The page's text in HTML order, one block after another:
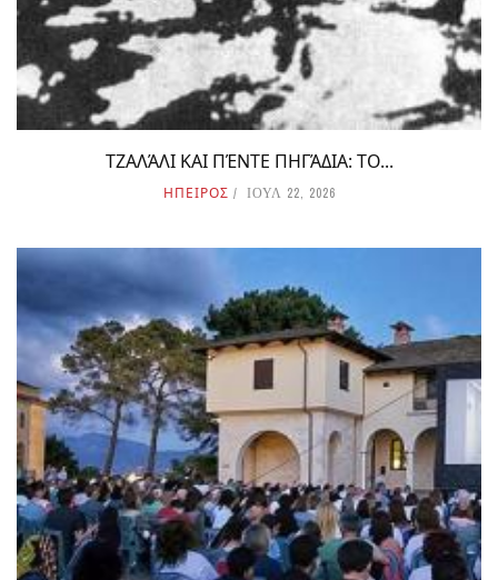
ΤΖΑΛΆΛΙ ΚΑΙ ΠΈΝΤΕ ΠΗΓΆΔΙΑ: ΤΟ...
ΗΠΕΙΡΟΣ ΙΟΥΛ 22, 2026